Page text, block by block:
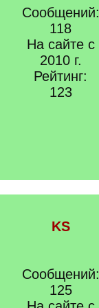
Сообщений:
118
На сайте с
2010 г.
Рейтинг:
123
KS
Сообщений:
125